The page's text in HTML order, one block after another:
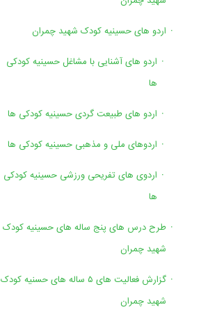
اردو های حسینیه کودک شهید چمران
اردو های آشنایی با مشاغل حسینیه کودکی
ها
اردو های طبیعت گردی حسینیه کودکی ها
اردوهای ملی و مذهبی حسینیه کودکی ها
اردوی های تفریحی ورزشی حسینیه کودکی
ها
طرح درس های پنج ساله های حسینیه کودک
شهید چمران
گزارش فعالیت های ۵ ساله های حسنیه کودک
شهید چمران